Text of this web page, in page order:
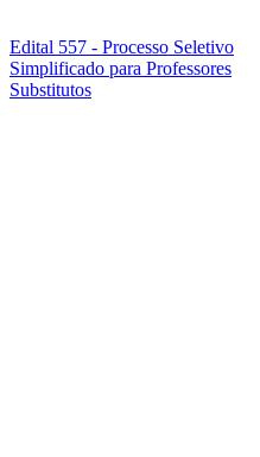
Edital 557 - Processo Seletivo
Simplificado para Professores
Substitutos